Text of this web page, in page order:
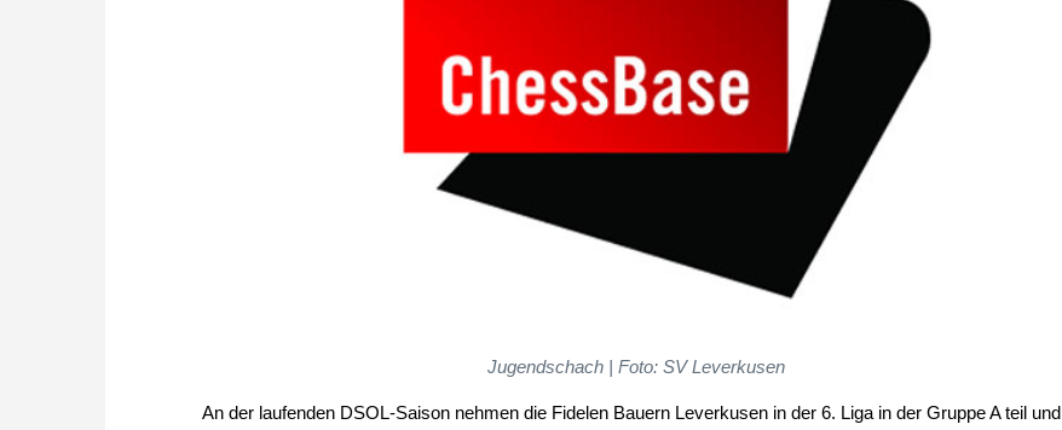
Jugendschach | Foto: SV Leverkusen
An der laufenden DSOL-Saison nehmen die Fidelen Bauern Leverkusen in der 6. Liga in der Gruppe A teil und